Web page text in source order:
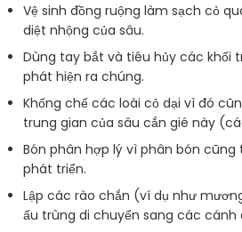
Vệ sinh đồng ruộng làm sạch cỏ
diệt nhộng của sâu.
Dùng tay bắt và tiêu hủy các khối
phát hiện ra chúng.
Khống chế các loài cỏ dại vì đó
trung gian của sâu cắn gié này
Bón phân hợp lý vì phân bón cũng
phát triển.
Lập các rào chắn (ví dụ như
ấu trùng di chuyển sang các cánh